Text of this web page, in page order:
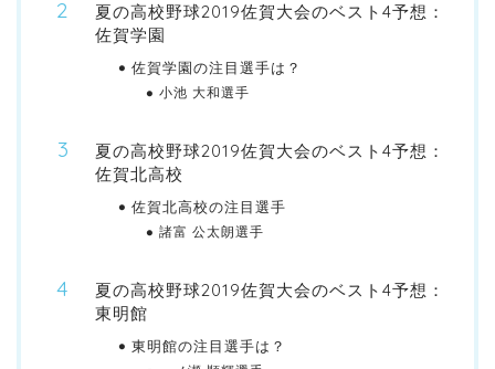
夏の高校野球2019佐賀大会のベスト4予想：
佐賀学園
佐賀学園の注目選手は？
小池 大和選手
夏の高校野球2019佐賀大会のベスト4予想：
佐賀北高校
佐賀北高校の注目選手
諸富 公太朗選手
夏の高校野球2019佐賀大会のベスト4予想：
東明館
東明館の注目選手は？